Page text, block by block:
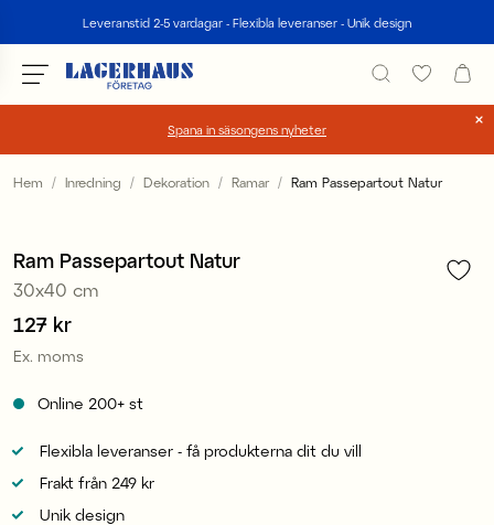
Leveranstid 2-5 vardagar - Flexibla leveranser - Unik design
Spana in säsongens nyheter
Välj språk / valuta
FI / EUR
Hem Inredning Dekoration Ramar
Ram Passepartout Natur
Ram Passepartout Natur
30x40 cm
Pris :127 kr
127 kr
Ex. moms
Online 200+ st
Flexibla leveranser - få produkterna dit du vill
Frakt från 249 kr
Unik design